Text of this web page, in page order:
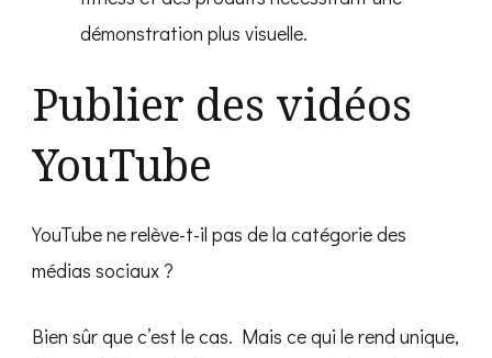
démonstration plus visuelle.
Publier des vidéos
YouTube
YouTube ne relève-t-il pas de la catégorie des
médias sociaux ?
Bien sûr que c’est le cas. Mais ce qui le rend unique,